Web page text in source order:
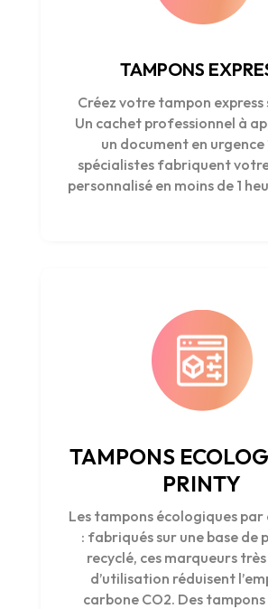
TAMPONS
Créez votre tampon express
Un cachet professionnel à
un document en urgence
spécialistes fabriquent
personnalisé en moins de 1
TAMPONS
PRINTY
Les tampons écologiques par
: fabriqués sur une base de
recyclé, ces marqueurs
d’utilisation réduisent
carbone CO2. Des